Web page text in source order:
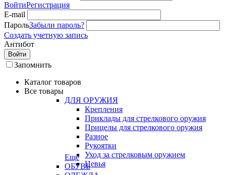
ВойтиРегистрация
E-mail
ПарольЗабыли пароль?
Создать учетную запись
Антибот
Войти
Запомнить
Каталог товаров
Все товары
ДЛЯ ОРУЖИЯ
Крепления
Приклады для стрелкового оружия
Прицелы для стрелкового оружия
Разное
Рукоятки
Уход за стрелковым оружием
Цевья
Еще
ОБУВЬ